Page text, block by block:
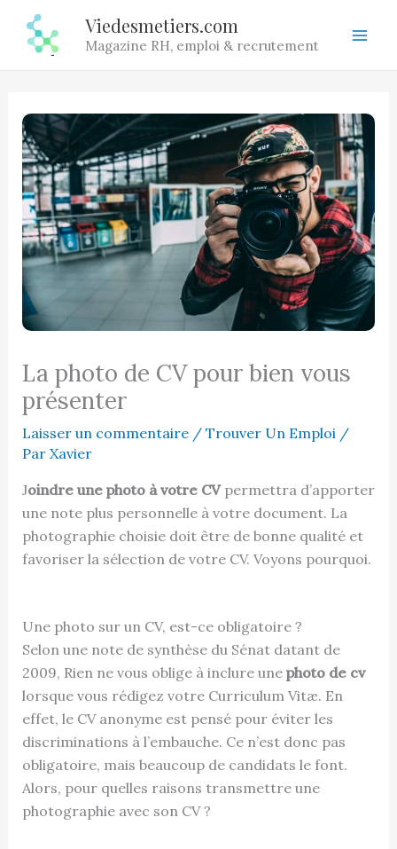
contenu
Viedesmetiers.com
Magazine RH, emploi & recrutement
La photo de CV pour bien vous
présenter
Laisser un commentaire / Trouver Un Emploi/
Par Xavier
Joindre une photo à votre CVpermettra d’apporter
une note plus personnelle à votre document. La
photographie choisie doit être de bonne qualité et
favoriser la sélection de votre CV. Voyons pourquoi.
Une photo sur un CV, est-ce obligatoire ?
Selon une note de synthèse du Sénat datant de
2009, Rien ne vous oblige à inclure une photo de cv
lorsque vous rédigez votre Curriculum Vitæ. En
effet, le CV anonyme est pensé pour éviter les
discriminations à l’embauche. Ce n’est donc pas
obligatoire, mais beaucoup de candidats le font.
Alors, pour quelles raisons transmettre une
photographie avec son CV ?